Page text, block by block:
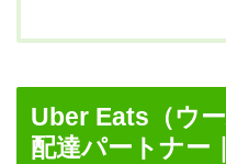
Uber Eats（ウ
配達パートナー